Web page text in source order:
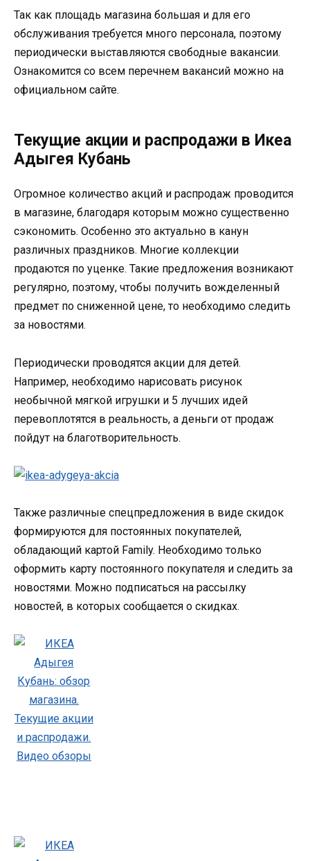
Так как площадь магазина большая и для его
обслуживания требуется много персонала, поэтому
периодически выставляются свободные вакансии.
Ознакомится со всем перечнем вакансий можно на
официальном сайте.
Текущие акции и распродажи в Икеа
Адыгея Кубань
Огромное количество акций и распродаж проводится
в магазине, благодаря которым можно существенно
сэкономить. Особенно это актуально в канун
различных праздников. Многие коллекции
продаются по уценке. Такие предложения возникают
регулярно, поэтому, чтобы получить вожделенный
предмет по сниженной цене, то необходимо следить
за новостями.
Периодически проводятся акции для детей.
Например, необходимо нарисовать рисунок
необычной мягкой игрушки и 5 лучших идей
перевоплотятся в реальность, а деньги от продаж
пойдут на благотворительность.
Также различные спецпредложения в виде скидок
формируются для постоянных покупателей,
обладающий картой Family. Необходимо только
оформить карту постоянного покупателя и следить за
новостями. Можно подписаться на рассылку
новостей, в которых сообщается о скидках.